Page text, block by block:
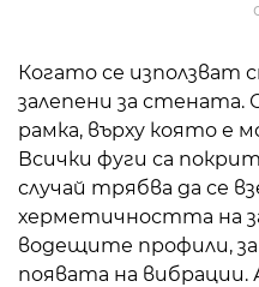
Когато се използват
залепени за стената.
рамка, върху която е
Всички фуги са
случай трябва да се
херметичността на
водещите профили,
появата на вибрации.